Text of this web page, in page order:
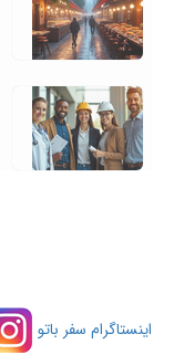
اینستاگرام سفر باتو